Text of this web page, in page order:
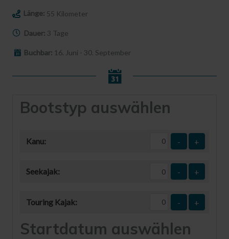
Länge: 55 Kilometer
Dauer: 3 Tage
Buchbar: 16. Juni - 30. September
Bootstyp auswählen
Kanu: - +
Seekajak: - +
Touring Kajak: - +
Startdatum auswählen